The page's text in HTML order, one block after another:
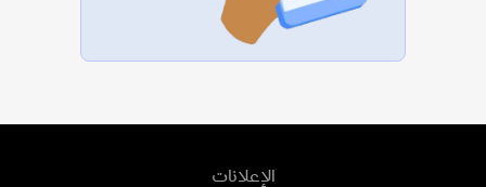
الإعلانات